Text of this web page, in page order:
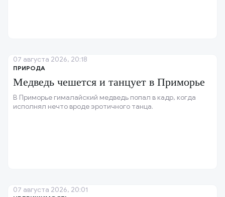
ПРИРОДА
Медведь чешется и танцует в Приморье
В Приморье гималайский медведь попал в кадр, когда
исполнял нечто вроде эротичного танца.
07 августа 2026, 20:18
07 августа 2026, 20:01